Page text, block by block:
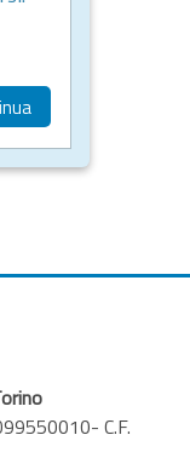
C.F.